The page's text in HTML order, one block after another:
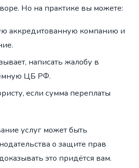
Но на практике вы можете:
аккредитованную компанию и
написать жалобу в
ЦБ РФ.
если сумма переплаты
услуг может быть
о защите прав
это придётся вам.